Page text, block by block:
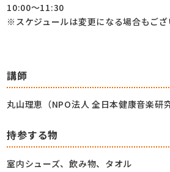
10:00～11:30
※スケジュールは変更になる場合もござ
講師
丸山理恵（NPO法人 全日本健康音楽研
持参する物
室内シューズ、飲み物、タオル